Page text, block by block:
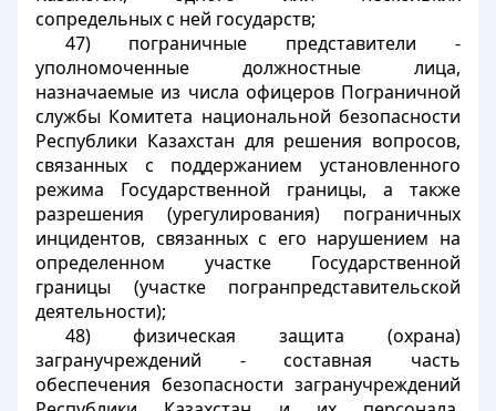
сопредельных с ней государств;
47) пограничные представители -
уполномоченные должностные лица,
назначаемые из числа офицеров Пограничной
службы Комитета национальной безопасности
Республики Казахстан для решения вопросов,
связанных с поддержанием установленного
режима Государственной границы, а также
разрешения (урегулирования) пограничных
инцидентов, связанных с его нарушением на
определенном участке Государственной
границы (участке погранпредставительской
деятельности);
48) физическая защита (охрана)
загранучреждений - составная часть
обеспечения безопасности загранучреждений